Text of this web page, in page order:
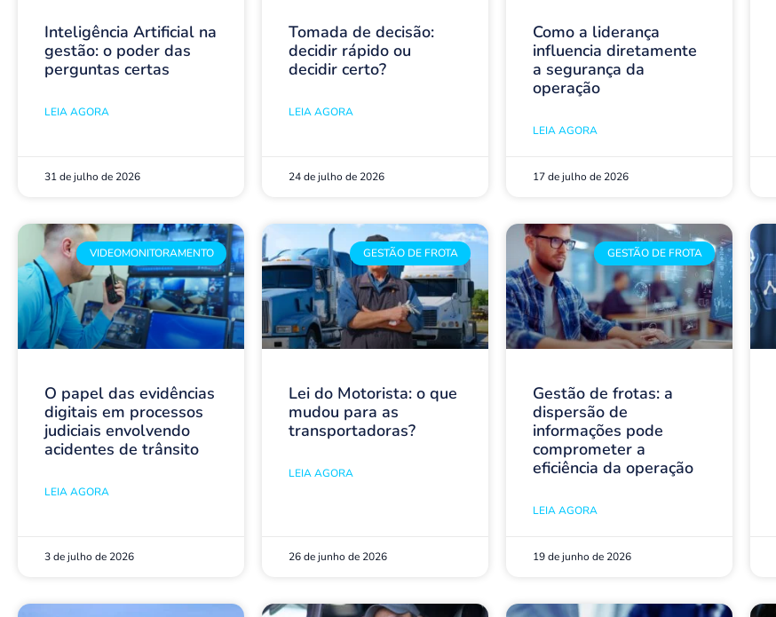
Inteligência Artificial na
gestão: o poder das
perguntas certas
LEIA AGORA
31 de julho de 2026
Tomada de decisão:
decidir rápido ou
decidir certo?
LEIA AGORA
24 de julho de 2026
Como a liderança
influencia diretamente
a segurança da
operação
LEIA AGORA
17 de julho de 2026
VIDEOMONITORAMENTO
O papel das evidências
digitais em processos
judiciais envolvendo
acidentes de trânsito
LEIA AGORA
3 de julho de 2026
GESTÃO DE FROTA
Lei do Motorista: o que
mudou para as
transportadoras?
LEIA AGORA
26 de junho de 2026
GESTÃO DE FROTA
Gestão de frotas: a
dispersão de
informações pode
comprometer a
eficiência da operação
LEIA AGORA
19 de junho de 2026